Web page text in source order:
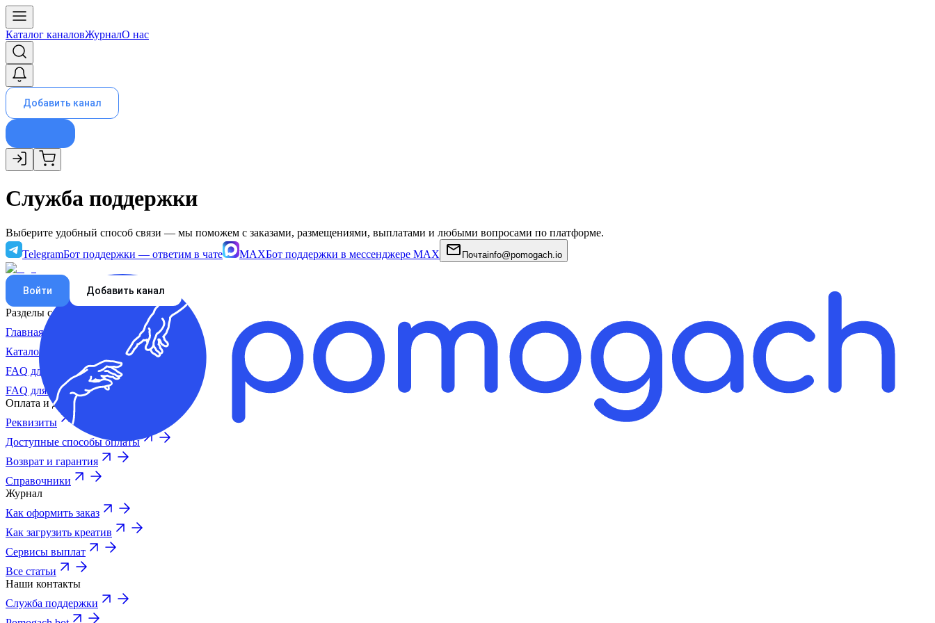
Каталог каналовЖурналО нас
Добавить канал
Служба поддержки
Выберите удобный способ связи — мы поможем с заказами, размещениями, выплатами и любыми вопросами по платформе.
TelegramБот поддержки — ответим в чате MAXБот поддержки в мессенджере MAX Почтаinfo@pomogach.io
Войти Добавить канал
Разделы сайта
Главная
Каталог
FAQ для рекламодателей
FAQ для авторов
Оплата и документы
Реквизиты
Доступные способы оплаты
Возврат и гарантия
Справочники
Журнал
Как оформить заказ
Как загрузить креатив
Сервисы выплат
Все статьи
Наши контакты
Служба поддержки